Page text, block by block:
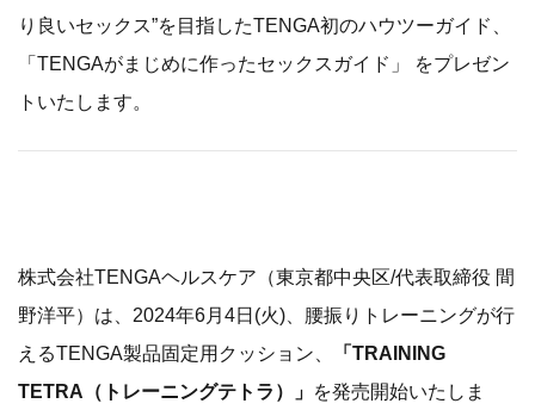
り良いセックス”を目指したTENGA初のハウツーガイド、
「TENGAがまじめに作ったセックスガイド」 をプレゼン
トいたします。
株式会社TENGAヘルスケア（東京都中央区/代表取締役 間
野洋平）は、2024年6月4日(火)、腰振りトレーニングが行
えるTENGA製品固定用クッション、
「TRAINING
TETRA（トレーニングテトラ）」 を発売開始いたしま